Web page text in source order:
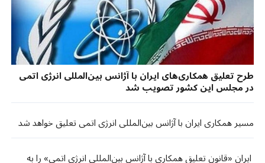
طرح تعلیق همکاری‌های ایران با آژانس بین‌المللی انرژی اتمی
در مجلس این کشور تصویب شد
مسیر همکاری ایران با آژانس بین‌المللی انرژی اتمی تعلیق خواهد شد
ایران «قانون تعلیق همکاری با آژانس بین‌المللی انرژی اتمی» را به